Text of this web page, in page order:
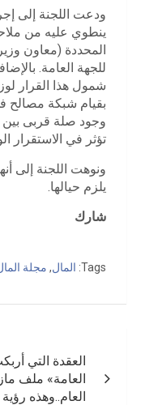
ينطوي عليه من
المحددة (معاون
للجهة العامة.
شمول هذا القرار
بقيام شبكة مصالح
وجود صلة قربى بين
تؤثر في الاستقرار
ونوهت اللجنة إلى
يلزم حيالها.
شارك
Tags: المال, مجلة
المقالات
العقدة التي
العامة» ملف
العام..وهذه